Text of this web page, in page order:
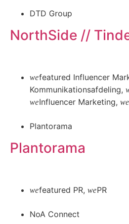
DTD Group
NorthSide //
featured Influencer
Kommunikationsafdeling,
Influencer Marketing,
Plantorama
Plantorama
featured PR, PR
NoA Connect